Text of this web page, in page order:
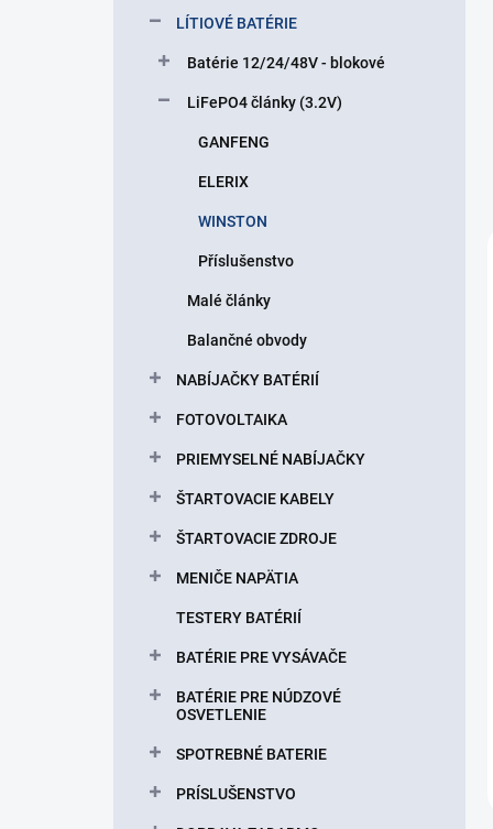
LÍTIOVÉ BATÉRIE
Batérie 12/24/48V - blokové
LiFePO4 články (3.2V)
GANFENG
ELERIX
WINSTON
Příslušenstvo
Malé články
Balančné obvody
NABÍJAČKY BATÉRIÍ
FOTOVOLTAIKA
PRIEMYSELNÉ NABÍJAČKY
ŠTARTOVACIE KABELY
ŠTARTOVACIE ZDROJE
MENIČE NAPÄTIA
TESTERY BATÉRIÍ
BATÉRIE PRE VYSÁVAČE
BATÉRIE PRE NÚDZOVÉ
OSVETLENIE
SPOTREBNÉ BATERIE
PRÍSLUŠENSTVO